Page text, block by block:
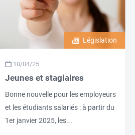
Législation
10/04/25
Jeunes et stagiaires
Bonne nouvelle pour les employeurs
et les étudiants salariés : à partir du
1er janvier 2025, les...